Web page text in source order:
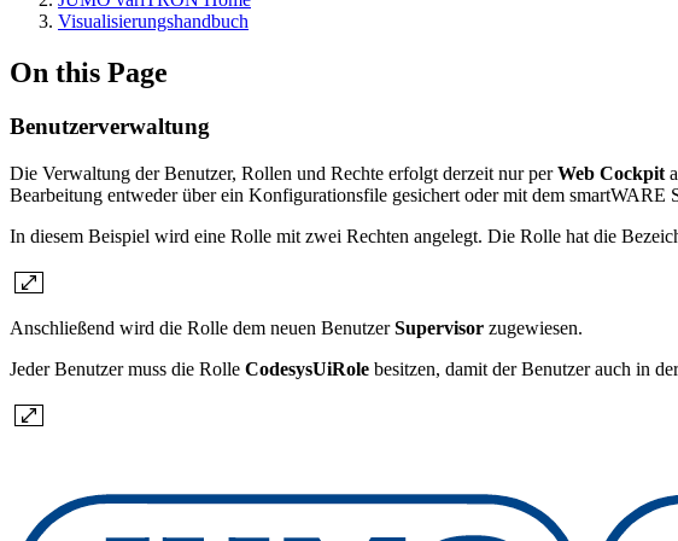
Visualisierungshandbuch
On this Page
Benutzerverwaltung
Die Verwaltung der Benutzer, Rollen und Rechte erfolgt derzeit nur perWeb Cockpit
Bearbeitung entweder über ein Konfigurationsfile gesichert oder mit dem smartWARE
In diesem Beispiel wird eine Rolle mit zwei Rechten angelegt. Die Rolle hat die
Anschließend wird die Rolle dem neuen BenutzerSupervisor zugewiesen.
Jeder Benutzer muss die Rolle CodesysUiRole besitzen, damit der Benutzer auch in